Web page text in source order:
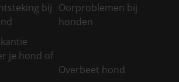
bij Oorproblemen bij
honden
je hond of
Overbeet hond